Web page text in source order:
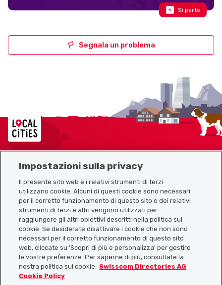
Si parte
Segnala un problema
Localcities
Link utili
Scarica l’app Localcities
Impostazioni sulla privacy
Il presente sito web e i relativi strumenti di terzi
utilizzano cookie. Alcuni di questi cookie sono necessari
per il corretto funzionamento di questo sito o dei relativi
strumenti di terzi e altri vengono utilizzati per
raggiungere gli altri obiettivi descritti nella politica sui
cookie. Se desiderate disattivare i cookie che non sono
necessari per il corretto funzionamento di questo sito
web, cliccate su 'Scopri di più e personalizza' per gestire
le vostre preferenze. Per saperne di più, consultate la
nostra politica sui cookie.
Swisscom Directories AG
Cookie Policy